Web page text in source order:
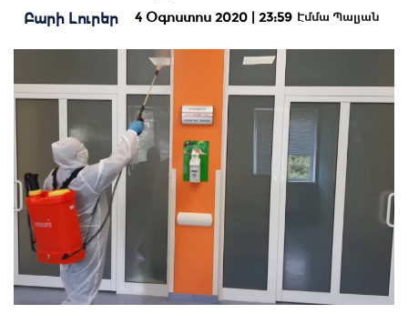
Բարի Լուրեր 4 Օգոստոս 2020 | 23:59 Էմմա Պալյան